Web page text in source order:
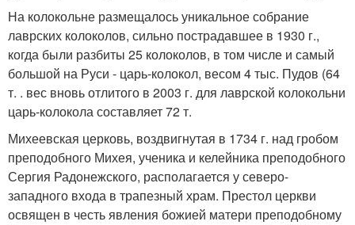
На колокольне размещалось уникальное собрание
лаврских колоколов, сильно пострадавшее в 1930 г.,
когда были разбиты 25 колоколов, в том числе и самый
большой на Руси - царь-колокол, весом 4 тыс. Пудов (64
т. . вес вновь отлитого в 2003 г. для лаврской колокольни
царь-колокола составляет 72 т.
Михеевская церковь, воздвигнутая в 1734 г. над гробом
преподобного Михея, ученика и келейника преподобного
Сергия Радонежского, располагается у северо-
западного входа в трапезный храм. Престол церкви
освящен в честь явления божией матери преподобному